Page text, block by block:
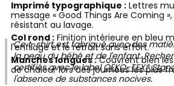
Imprimé typographique :Lettres
message « Good Things Are Coming
résistant au lavage.
Col rond :Finition intérieure en bleu
l'enfilage et le retrait sans effort.
Manches longues :Couvrent bien
de chaleur lors des journées les plus
Ce t-shirt est fabriqué avec des
la peau du bébé et de l'enfant.
certifiés avec le labelOEKO-TEX®
l'absence de substances nocives.